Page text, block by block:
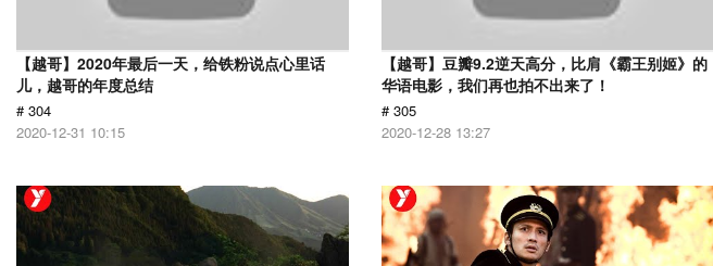
【越哥】2020年最后一天，给铁粉说点心里话
儿，越哥的年度总结
# 304
2020-12-31 10:15
【越哥】豆瓣9.2逆天高分，比肩《霸王别姬》的
华语电影，我们再也拍不出来了！
# 305
2020-12-28 13:27